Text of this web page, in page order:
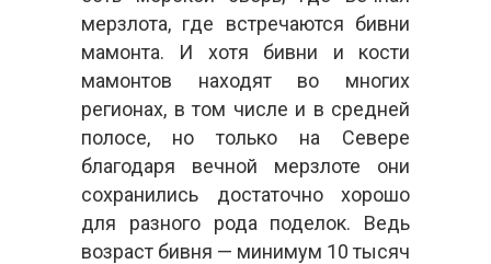
мерзлота, где встречаются бивни
мамонта. И хотя бивни и кости
мамонтов находят во многих
регионах, в том числе и в средней
полосе, но только на Севере
благодаря вечной мерзлоте они
сохранились достаточно хорошо
для разного рода поделок. Ведь
возраст бивня — минимум 10 тысяч